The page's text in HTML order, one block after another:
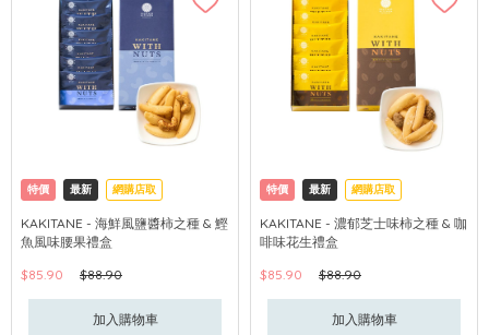
特價 最新 網購店取
KAKITANE - 海鮮風鹽醬柿之種 & 鰹
魚風味腰果禮盒
$85.90
$88.90
加入購物車
特價 最新 網購店取
KAKITANE - 濃郁芝士味柿之種 & 咖
啡味花生禮盒
$85.90
$88.90
加入購物車